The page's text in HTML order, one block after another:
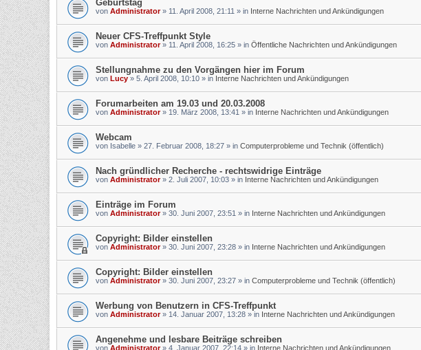
Geburtstag
von Administrator» 11. April 2008, 21:11 » in Interne Nachrichten und Ankündigungen
Neuer CFS-Treffpunkt Style
von Administrator» 11. April 2008, 16:25 » in Öffentliche Nachrichten und Ankündigungen
Stellungnahme zu den Vorgängen hier im Forum
von Lucy » 5. April 2008, 10:10 » in Interne Nachrichten und Ankündigungen
Forumarbeiten am 19.03 und 20.03.2008
von Administrator» 19. März 2008, 13:41 » in Interne Nachrichten und Ankündigungen
Webcam
von Isabelle » 27. Februar 2008, 18:27 » in Computerprobleme und Technik (öffentlich)
Nach gründlicher Recherche - rechtswidrige Einträge
von Administrator» 2. Juli 2007, 10:03 » in Interne Nachrichten und Ankündigungen
Einträge im Forum
von Administrator» 30. Juni 2007, 23:51 » in Interne Nachrichten und Ankündigungen
Copyright: Bilder einstellen
von Administrator» 30. Juni 2007, 23:28 » in Interne Nachrichten und Ankündigungen
Copyright: Bilder einstellen
von Administrator» 30. Juni 2007, 23:27 » in Computerprobleme und Technik (öffentlich)
Werbung von Benutzern in CFS-Treffpunkt
von Administrator» 14. Januar 2007, 13:28 » in Interne Nachrichten und Ankündigungen
Angenehme und lesbare Beiträge schreiben
von Administrator» 4. Januar 2007, 22:14 » in Interne Nachrichten und Ankündigungen